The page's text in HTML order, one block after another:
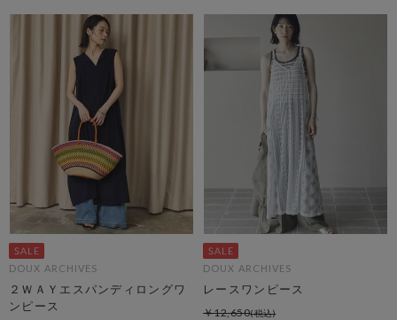
DOUX ARCHIVES
２ＷＡＹエスパンディロングワ
ンピース
DOUX ARCHIVES
レースワンピース
￥12,650